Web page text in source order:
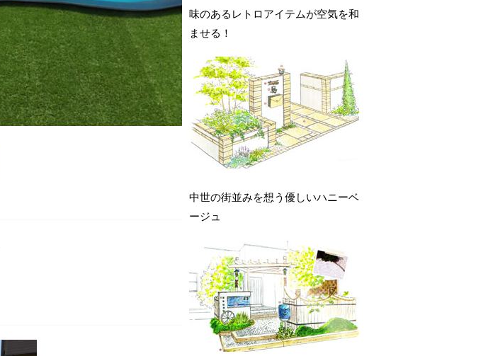
味のあるレトロアイテムが空気を和
ませる！
中世の街並みを想う優しいハニーベ
ージュ